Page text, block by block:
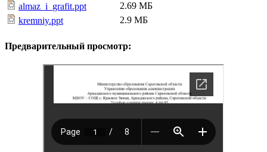
almaz_i_grafit.ppt
2.69 МБ
kremniy.ppt
2.9 МБ
Предварительный просмотр: